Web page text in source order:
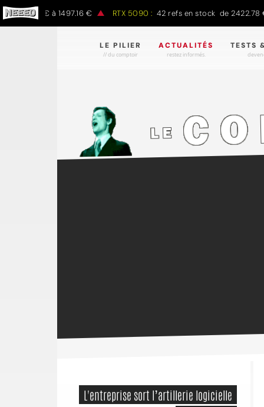
€ à 1497.16 € RTX 5090 : 42 refs en stock de 2422.78 € à
LE PILIER
// du comptoir
ACTUALITÉS
restez informés.
TESTS